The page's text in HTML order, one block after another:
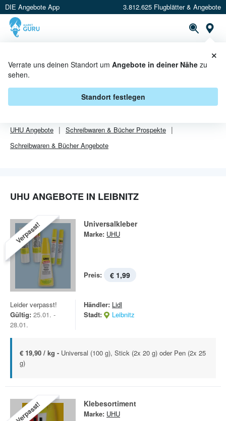
DIE Angebote App 3.812.625 Flugblätter & Angebote
Verrate uns deinen Standort um Angebote in deiner Nähe zu
sehen.
Standort festlegen
×
UHU ANGEBOTE IN LEIBNITZ
VonUHUsind in Leibnitz leider alle Angebebote abgelaufen.
UHU Angebote Schreibwaren & BücherProspekte
Schreibwaren & BücherAngebote
UHU ANGEBOTE IN LEIBNITZ
Verpasst! Universalkleber
Marke: UHU
Preis: € 1,99
Leider verpasst!
Gültig: 25.01. -
28.01.
Händler: Lidl
Stadt:
Leibnitz
€ 19,90 / kg - Universal (100 g), Stick (2x 20 g) oder Pen (2x 25
g)
Verpasst! Klebesortiment
Marke: UHU